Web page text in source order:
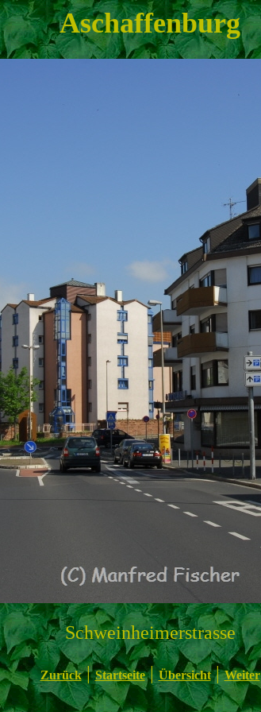
Aschaffenburg
Schweinheimerstrasse
Zurück | Startseite | Übersicht | Weiter